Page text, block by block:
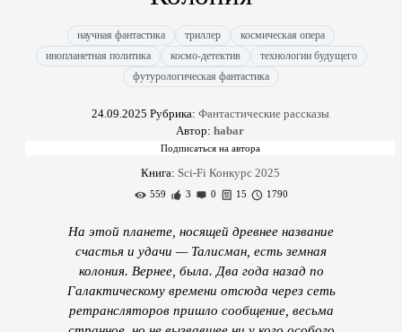
научная фантастика триллер
космическая опера
инопланетная политика
космо-детектив
технологии будущего
футурологическая фантастика
24.09.2025 Рубрика: Фантастические рассказы
Автор: habar
Книга: Sci-Fi Конкурс 2025
559 3 0 15 1790
На этой планете, носящей древнее название
счастья и удачи — Талисман, есть земная
колония. Вернее, была. Два года назад по
Галактическому времени отсюда через сеть
ретрансляторов пришло сообщение, весьма